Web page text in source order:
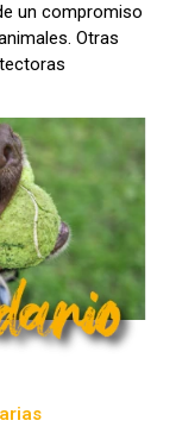
un compromiso
Otras